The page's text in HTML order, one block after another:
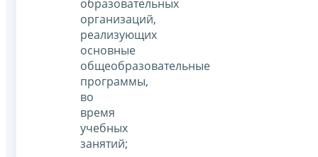
образовательных
организаций,
реализующих
основные
общеобразовательные
программы,
во
время
учебных
занятий;